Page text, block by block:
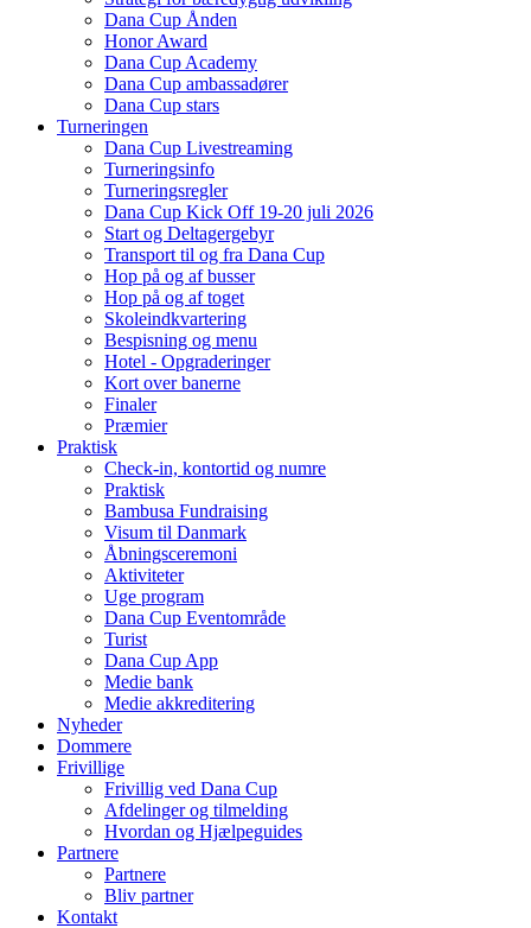
Dana Cup Ånden
Honor Award
Dana Cup Academy
Dana Cup ambassadører
Dana Cup stars
Turneringen
Dana Cup Livestreaming
Turneringsinfo
Turneringsregler
Dana Cup Kick Off 19-20 juli 2026
Start og Deltagergebyr
Transport til og fra Dana Cup
Hop på og af busser
Hop på og af toget
Skoleindkvartering
Bespisning og menu
Hotel - Opgraderinger
Kort over banerne
Finaler
Præmier
Praktisk
Check-in, kontortid og numre
Praktisk
Bambusa Fundraising
Visum til Danmark
Åbningsceremoni
Aktiviteter
Uge program
Dana Cup Eventområde
Turist
Dana Cup App
Medie bank
Medie akkreditering
Nyheder
Dommere
Frivillige
Frivillig ved Dana Cup
Afdelinger og tilmelding
Hvordan og Hjælpeguides
Partnere
Partnere
Bliv partner
Kontakt